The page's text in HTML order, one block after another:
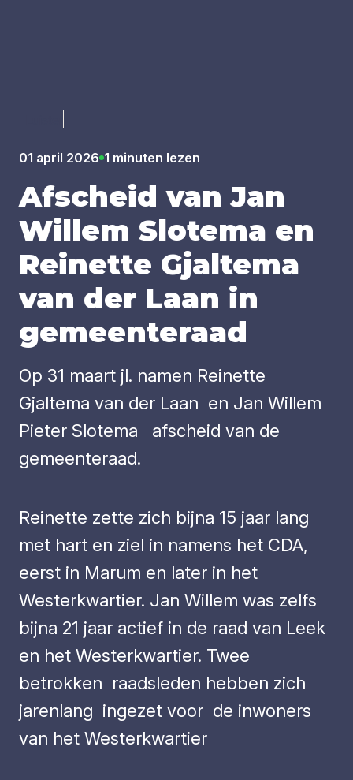
01 april 2026 1 minuten lezen
Afscheid van Jan
Wil­lem Slo­te­ma en
Rei­net­te Gjal­te­ma
van der Laan in
gemeen­te­raad
Op 31 maart jl. namen Reinette
Gjaltema van der Laan en Jan Willem
Pieter Slotema afscheid van de
gemeenteraad.
Reinette zette zich bijna 15 jaar lang
met hart en ziel in namens het CDA,
eerst in Marum en later in het
Westerkwartier. Jan Willem was zelfs
bijna 21 jaar actief in de raad van Leek
en het Westerkwartier. Twee
betrokken raadsleden hebben zich
jarenlang ingezet voor de inwoners
van het Westerkwartier